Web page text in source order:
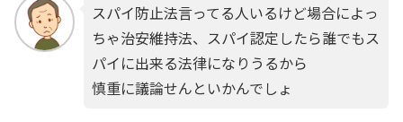
スパイ防止法言ってる人いるけど場合によっ
ちゃ治安維持法、スパイ認定したら誰でもス
パイに出来る法律になりうるから
慎重に議論せんといかんでしょ